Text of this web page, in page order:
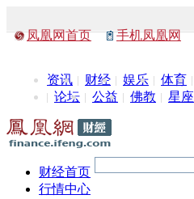
凤凰网首页 手机凤凰网
资讯 财经 娱乐 体育
论坛
公益 佛教 星座
财经首页
行情中心